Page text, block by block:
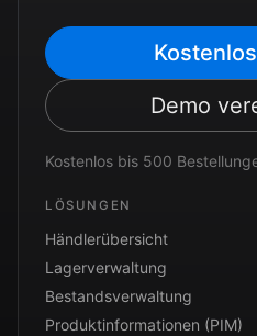
Demo
Kostenlos bis 500
LÖSUNGEN
Händlerübersicht
Lagerverwaltung
Bestandsverwaltung
Produktinformationen (PIM)